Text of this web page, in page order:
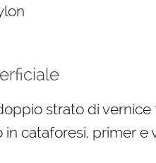
strato di
cataforesi, primer